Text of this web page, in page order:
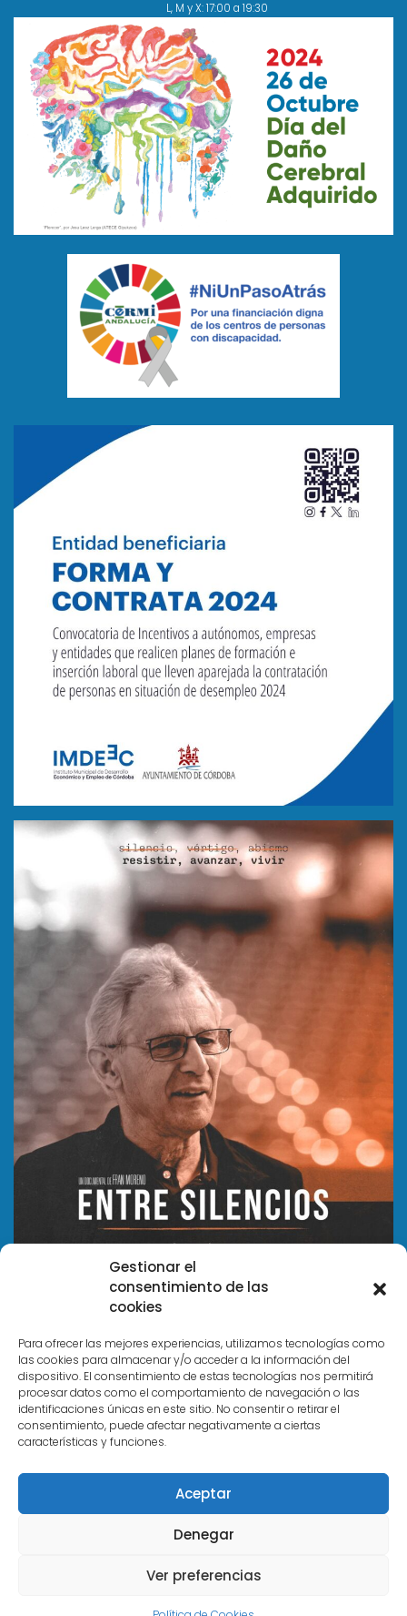
Gestionar el
consentimiento de las
cookies
Para ofrecer las mejores experiencias, utilizamos tecnologías como
las cookies para almacenar y/o acceder a la información del
dispositivo. El consentimiento de estas tecnologías nos permitirá
procesar datos como el comportamiento de navegación o las
identificaciones únicas en este sitio. No consentir o retirar el
consentimiento, puede afectar negativamente a ciertas
características y funciones.
Aceptar
Denegar
Ver preferencias
L, M y X: 17:00 a 19:30
Acerca de
Aviso Legal y Política de Privacidad
Design & Developed by